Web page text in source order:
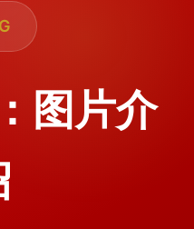
图片介